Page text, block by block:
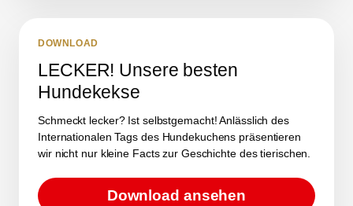
DOWNLOAD
LECKER! Unsere besten
Hundekekse
Schmeckt lecker? Ist selbstgemacht! Anlässlich des
Internationalen Tags des Hundekuchens präsentieren
wir nicht nur kleine Facts zur Geschichte des tierischen.
Download ansehen